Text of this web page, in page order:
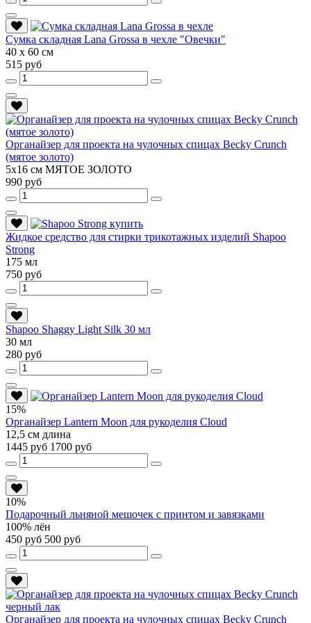
Сумка складная Lana Grossa в чехле "Овечки"
40 х 60 см
515 руб
Органайзер для проекта на чулочных спицах Becky Crunch
(мятое золото)
5х16 см МЯТОЕ ЗОЛОТО
990 руб
Жидкое средство для стирки трикотажных изделий Shapoo
Strong
175 мл
750 руб
Shapoo Shaggy Light Silk 30 мл
30 мл
280 руб
15%
Органайзер Lantern Moon для рукоделия Cloud
12,5 см длина
1445 руб 1700 руб
10%
Подарочный льняной мешочек с принтом и завязками
100% лён
450 руб 500 руб
Органайзер для проекта на чулочных спицах Becky Crunch